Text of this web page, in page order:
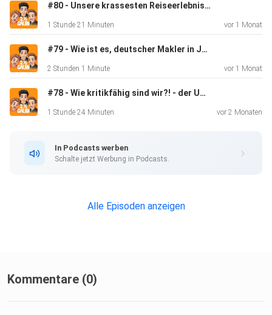
Episode 77 - Vater werden in Japan, Jobwechsel und
Youtube
#80 - Unsere krassesten Reiseerlebnisse
1 Stunde 21 Minuten vor 1 Monat
#79 - Wie ist es, deutscher Makler in Japan zu sein?
2 Stunden 1 Minute vor 1 Monat
#78 - Wie kritikfähig sind wir?! - der Umgang mit Kritik im Netz
1 Stunde 24 Minuten vor 2 Monaten
In Podcasts werben
Schalte jetzt Werbung in Podcasts.
Alle Episoden anzeigen
Kommentare (0)